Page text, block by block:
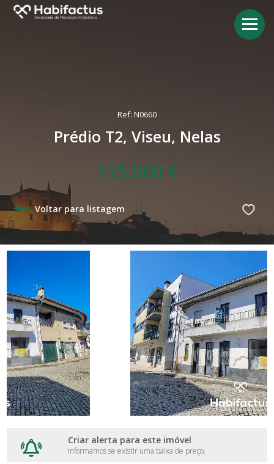
Ref: N0660
Prédio T2, Viseu, Nelas
115.000 €
Voltar para listagem
Criar alerta para este imóvel
Informamos se existir uma baixa de preço.